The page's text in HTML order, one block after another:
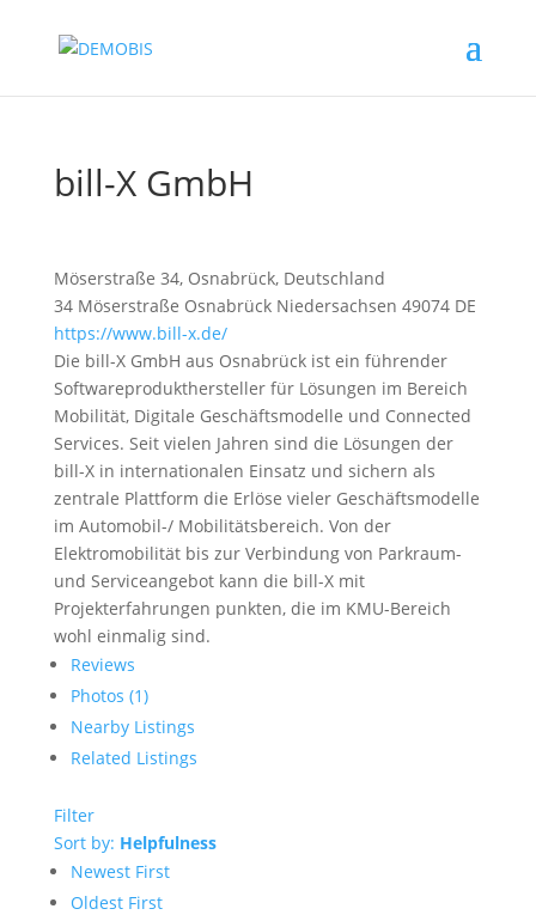
bill-X GmbH
Möserstraße 34, Osnabrück, Deutschland
34 Möserstraße Osnabrück Niedersachsen 49074 DE
https://www.bill-x.de/
Die bill-X GmbH aus Osnabrück ist ein führender
Softwareprodukthersteller für Lösungen im Bereich
Mobilität, Digitale Geschäftsmodelle und Connected
Services. Seit vielen Jahren sind die Lösungen der
bill-X in internationalen Einsatz und sichern als
zentrale Plattform die Erlöse vieler Geschäftsmodelle
im Automobil-/ Mobilitätsbereich. Von der
Elektromobilität bis zur Verbindung von Parkraum-
und Serviceangebot kann die bill-X mit
Projekterfahrungen punkten, die im KMU-Bereich
wohl einmalig sind.
Reviews
Photos (1)
Nearby Listings
Related Listings
Filter
Sort by: Helpfulness
Newest First
Oldest First